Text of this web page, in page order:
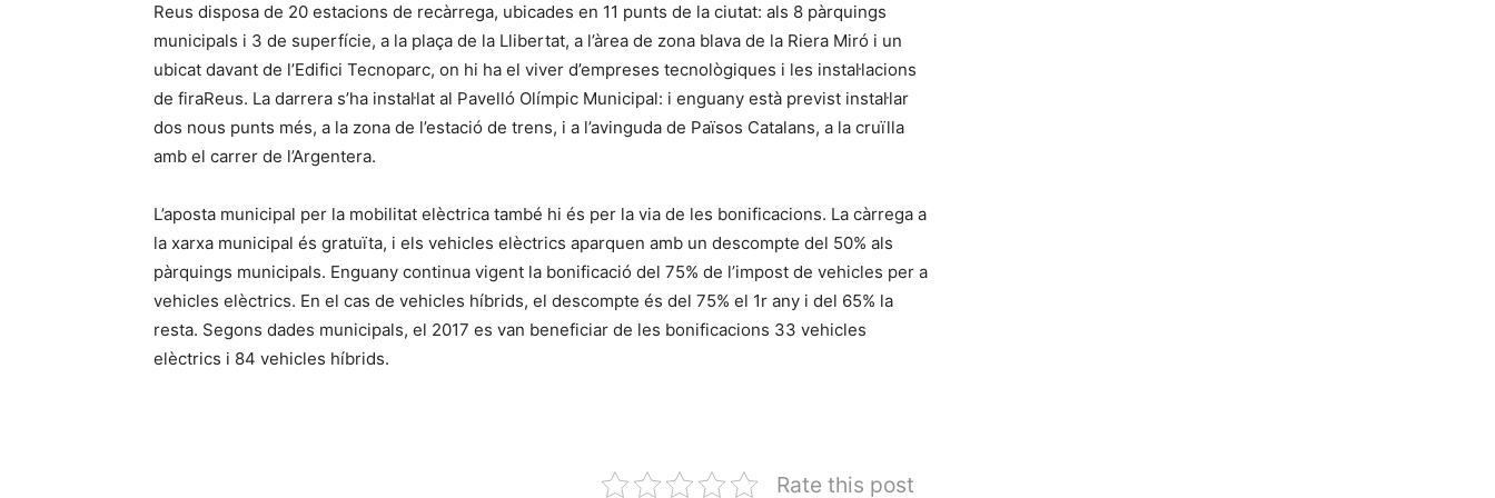
Reus disposa de 20 estacions de recàrrega, ubicades en 11 punts de la ciutat: als 8 pàrquings
municipals i 3 de superfície, a la plaça de la Llibertat, a l’àrea de zona blava de la Riera Miró i un
ubicat davant de l’Edifici Tecnoparc, on hi ha el viver d’empreses tecnològiques i les instal·lacions
de firaReus. La darrera s’ha instal·lat al Pavelló Olímpic Municipal: i enguany està previst instal·lar
dos nous punts més, a la zona de l’estació de trens, i a l’avinguda de Països Catalans, a la cruïlla
amb el carrer de l’Argentera.
L’aposta municipal per la mobilitat elèctrica també hi és per la via de les bonificacions. La càrrega a
la xarxa municipal és gratuïta, i els vehicles elèctrics aparquen amb un descompte del 50% als
pàrquings municipals. Enguany continua vigent la bonificació del 75% de l’impost de vehicles per a
vehicles elèctrics. En el cas de vehicles híbrids, el descompte és del 75% el 1r any i del 65% la
resta. Segons dades municipals, el 2017 es van beneficiar de les bonificacions 33 vehicles
elèctrics i 84 vehicles híbrids.
Rate this post